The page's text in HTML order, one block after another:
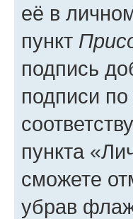
её в
пункт
подпись
подписи
пункта
сможете
убрав